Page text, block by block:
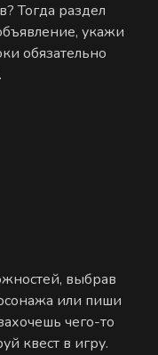
Тогда раздел
укажи
обязательно
выбрав
или пиши
чего-то
квест в игру.